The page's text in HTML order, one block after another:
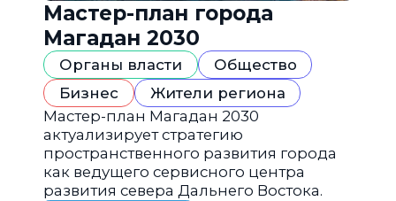
Мастер-план города
Магадан 2030
Органы власти
Общество
Бизнес
Жители региона
Мастер-план Магадан 2030
актуализирует стратегию
пространственного развития города
как ведущего сервисного центра
развития севера Дальнего Востока.